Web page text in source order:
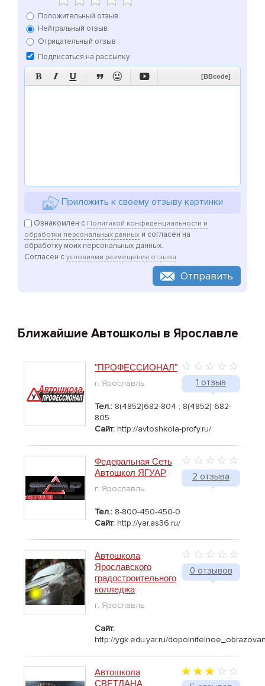
Положительный отзыв
Нейтральный отзыв
Отрицательный отзыв
Подписаться на рассылку
      [BBcode]
Приложить к своему отзыву картинки
Ознакомлен с Политикой конфиденциальности и
обработки персональных данных и согласен на
обработку моих персональных данных.
Согласен с условиями размещения отзыва
Отправить
Ближайшие Автошколы в Ярославле
1 отзыв
"ПРОФЕССИОНАЛ"
г. Ярославль
Тел.: 8(4852)682-804 ; 8(4852) 682-
805
Сайт: http://avtoshkola-profy.ru/
2 отзыва
Федеральная Сеть
Автошкол ЯГУАР
г. Ярославль
Тел.: 8-800-450-450-0
Сайт: http://yar.as36.ru/
0 отзывов
Автошкола
Ярославского
градостроительного
колледжа
г. Ярославль
Сайт:
http://ygk.edu.yar.ru/
Автошкола
СВЕТЛАНА